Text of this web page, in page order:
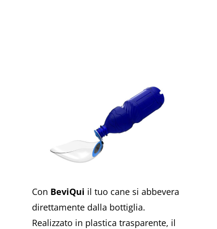
Con BeviQui il tuo cane si abbevera
direttamente dalla bottiglia.
Realizzato in plastica trasparente, il